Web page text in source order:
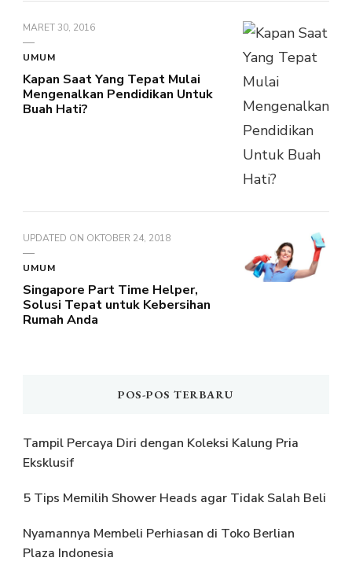
MARET 30, 2016
UMUM
Kapan Saat Yang Tepat Mulai
Mengenalkan Pendidikan Untuk
Buah Hati?
UPDATED ON OKTOBER 24, 2018
UMUM
Singapore Part Time Helper,
Solusi Tepat untuk Kebersihan
Rumah Anda
POS-POS TERBARU
Tampil Percaya Diri dengan Koleksi Kalung Pria
Eksklusif
5 Tips Memilih Shower Heads agar Tidak Salah Beli
Nyamannya Membeli Perhiasan di Toko Berlian
Plaza Indonesia